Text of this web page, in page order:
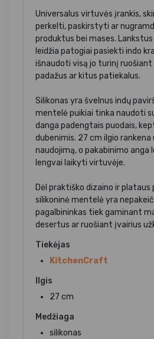
Universalus virtuvės įrankis,
perkelti, paskirstyti ar
produktus bei mases.
leidžia patogiai pasiekti indo
išnaudoti visą jo turinį ruošiant
padažus ar kitus patiekalus.
Silikonas yra švelnus indų
mentelė puikiai tinka naudoti
danga padengtais puodais,
dubenimis. 27 cm ilgio
naudojimą, o pakabinimo anga
lengvai laikyti virtuvėje.
Dėl praktiško dizaino ir plataus
silikoninė mentelė yra
pagalbininkas tiek gaminant
desertus ar ruošiant įvairius
Tiekėjas
KitchenCraft
Ilgis
27 cm
Medžiaga
silikonas